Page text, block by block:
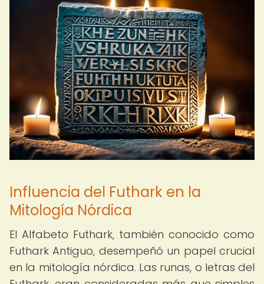
Influencia del Futhark en la
Mitología Nórdica
El Alfabeto Futhark, también conocido como
Futhark Antiguo, desempeñó un papel crucial
en la mitología nórdica. Las runas, o letras del